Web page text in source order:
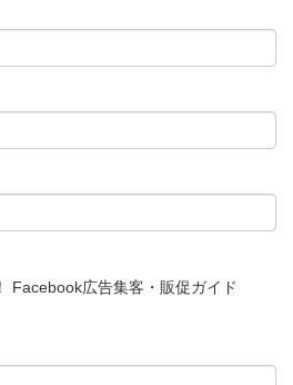
Facebook広告集客・販促ガイド